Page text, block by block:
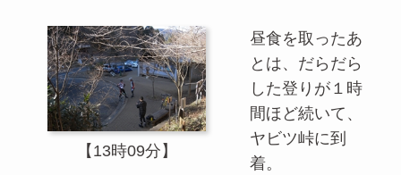
【13時09分】
昼食を取ったあ
とは、だらだら
した登りが１時
間ほど続いて、
ヤビツ峠に到
着。